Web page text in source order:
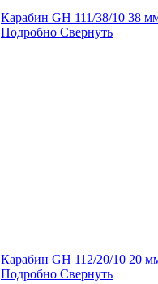
Карабин GH 111/38/10 38
Подробно Свернуть
Карабин GH 112/20/10 20
Подробно Свернуть